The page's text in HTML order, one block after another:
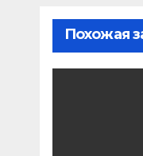
Похожая